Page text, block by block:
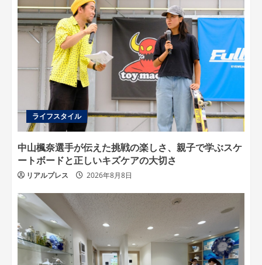
ライフスタイル
中山楓奈選手が伝えた挑戦の楽しさ、親子で学ぶスケ
ートボードと正しいキズケアの大切さ
リアルプレス 2026年8月8日